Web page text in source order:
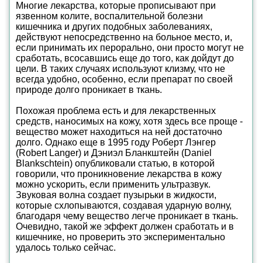
Многие лекарства, которые прописывают при
язвенном колите, воспалительной болезни
кишечника и других подобных заболеваниях,
действуют непосредственно на больное место, и,
если принимать их перорально, они просто могут не
сработать, всосавшись еще до того, как дойдут до
цели. В таких случаях используют клизму, что не
всегда удобно, особенно, если препарат по своей
природе долго проникает в ткань.
Похожая проблема есть и для лекарственных
средств, наносимых на кожу, хотя здесь все проще -
вещество может находиться на ней достаточно
долго. Однако еще в 1995 году Роберт Лэнгер
(Robert Langer) и Дэниэл Бланкштейн (Daniel
Blankschtein) опубликовали статью, в которой
говорили, что проникновение лекарства в кожу
можно ускорить, если применить ультразвук.
Звуковая волна создает пузырьки в жидкости,
которые схлопываются, создавая ударную волну,
благодаря чему вещество легче проникает в ткань.
Очевидно, такой же эффект должен сработать и в
кишечнике, но проверить это экспериментально
удалось только сейчас.